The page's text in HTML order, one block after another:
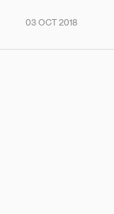
03 OCT 2018